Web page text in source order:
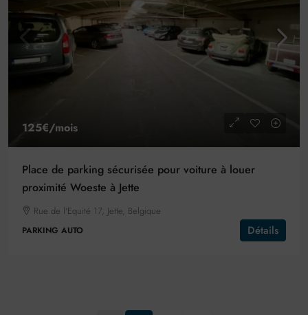
125€/mois
Place de parking sécurisée pour voiture à louer
proximité Woeste à Jette
Rue de l'Equité 17, Jette, Belgique
PARKING AUTO Détails